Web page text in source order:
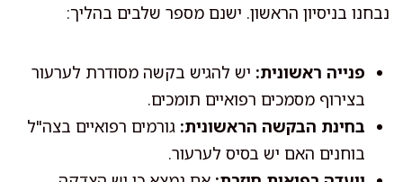
נבחנו בניסיון הראשון. ישנם מספר שלבים בהליך:
פנייה ראשונית: יש להגיש בקשה מסודרת לערעור
בצירוף מסמכים רפואיים תומכים.
בחינת הבקשה הראשונית: גורמים רפואיים בצה"ל
בוחנים האם יש בסיס לערעור.